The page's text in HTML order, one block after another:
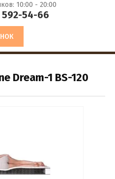
10:00 - 20:00
592-54-66
Dream-1 BS-120